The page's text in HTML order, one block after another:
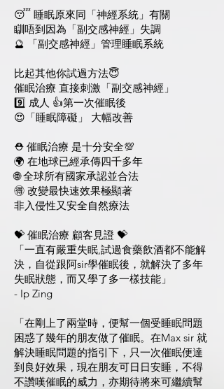
😴 睡眠原來同「神經系統」有關
瞓唔到因為「副交感神經」失調
🔮 「副交感神經」管理睡眠系統
比起其他你試過方法😇
催眠治療 直接刺激「副交感神經」
9️⃣ 成人 👍第一次催眠後
😍「睡眠障礙」 大幅改善
⛑️ 催眠治療 是十分安全💯
🌍 在地球已經承傳四千多年
🌐 全球所有國家承認並合法
🉐️ 改變最快速效果極顯著
非入侵性又安全自然療法
💝 催眠治療 顧客見證 💝
「一直有嚴重失眠,試過食藥飲酒都不能解
決，自從跟阿sir學催眠後，就解決了多年
失眠狀態，而又學了多一樣技能」
- Ip Zing
「在剛上了兩堂時，便幫一個受睡眠問題
困惑了幾年的朋友做了催眠。在Max sir 就
解決睡眠問題的指引下，只一次催眠便達
到良好效果，現在朋友可日日安睡，不得
不讚嘆催眠的威力，亦期待將來可繼續幫